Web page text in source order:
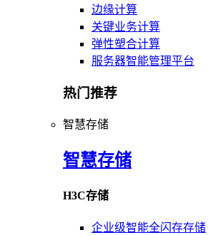
边缘计算
关键业务计算
弹性塑合计算
服务器智能管理平台
热门推荐
智慧存储
智慧存储
H3C存储
企业级智能全闪存存储